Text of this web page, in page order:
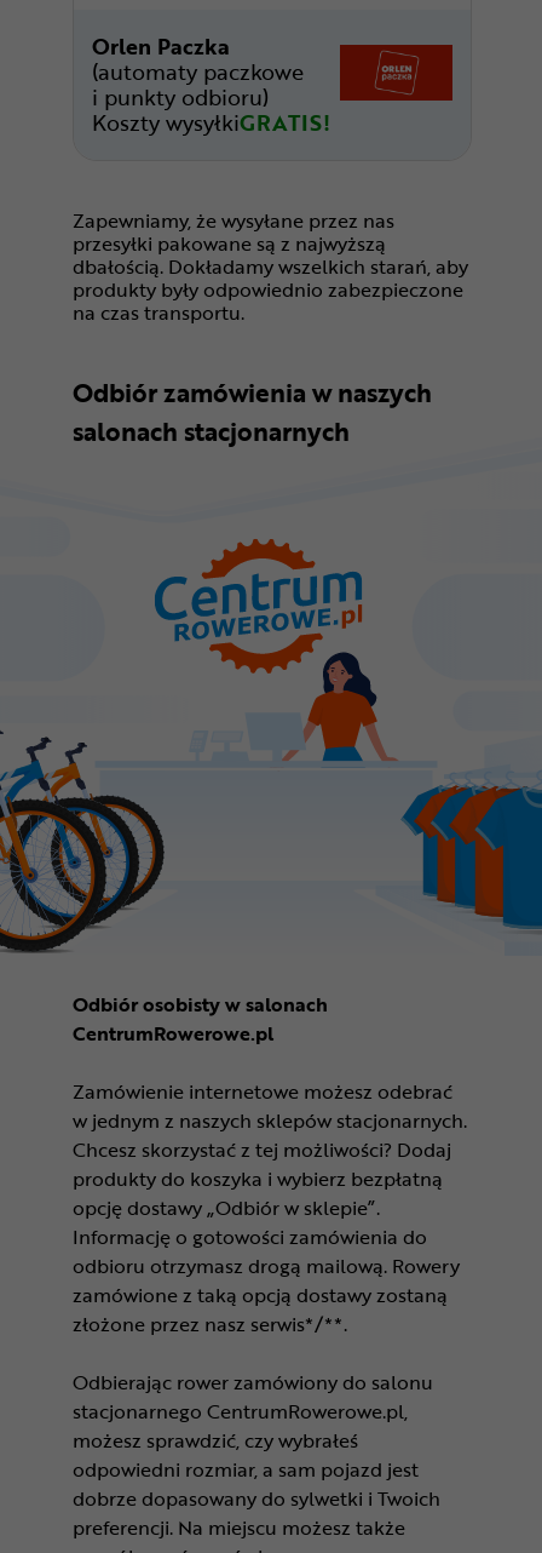
Orlen Paczka
(automaty paczkowe
i punkty odbioru)
Koszty wysyłkiGRATIS!
Zapewniamy, że wysyłane przez nas
przesyłki pakowane są z najwyższą
dbałością. Dokładamy wszelkich starań, aby
produkty były odpowiednio zabezpieczone
na czas transportu.
Odbiór zamówienia w naszych
salonach stacjonarnych
Odbiór osobisty w salonach
CentrumRowerowe.pl
Zamówienie internetowe możesz odebrać
w jednym z naszych sklepów stacjonarnych.
Chcesz skorzystać z tej możliwości? Dodaj
produkty do koszyka i wybierz bezpłatną
opcję dostawy „Odbiór w sklepie”.
Informację o gotowości zamówienia do
odbioru otrzymasz drogą mailową. Rowery
zamówione z taką opcją dostawy zostaną
złożone przez nasz serwis*/**.
Odbierając rower zamówiony do salonu
stacjonarnego CentrumRowerowe.pl,
możesz sprawdzić, czy wybrałeś
odpowiedni rozmiar, a sam pojazd jest
dobrze dopasowany do sylwetki i Twoich
preferencji. Na miejscu możesz także